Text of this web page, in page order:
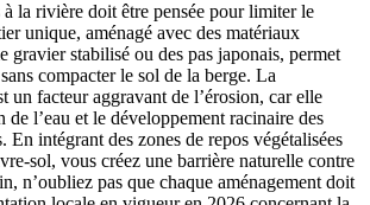
à la rivière doit être pensée pour limiter le
unique, aménagé avec des matériaux
gravier stabilisé ou des pas japonais, permet
compacter le sol de la berge. La
un facteur aggravant de l’érosion, car elle
de l’eau et le développement racinaire des
En intégrant des zones de repos végétalisées
sol, vous créez une barrière naturelle contre
n’oubliez pas que chaque aménagement doit